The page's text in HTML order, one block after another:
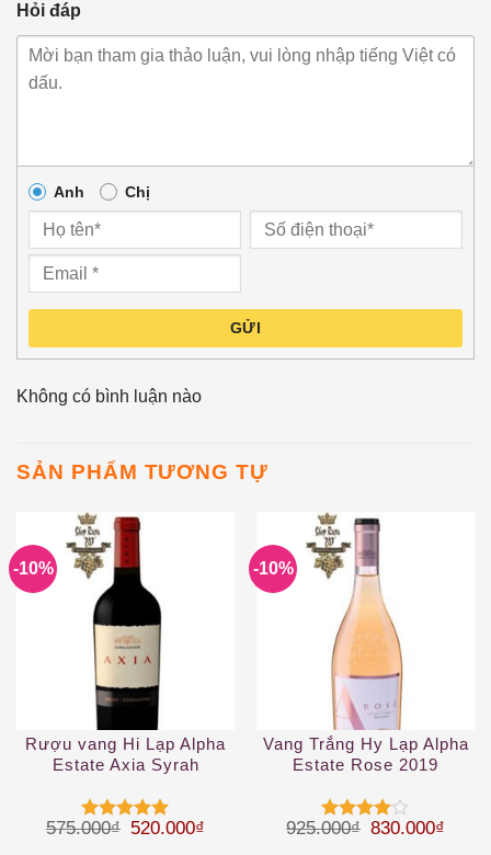
Hỏi đáp
Anh Chị
GỬI
Không có bình luận nào
SẢN PHẨM TƯƠNG TỰ
-10%
Rượu vang Hi Lạp Alpha
Estate Axia Syrah
Được xếp
575.000₫ Giá gốc là: 575.000₫.
520.000₫ Giá hiện tại là: 520.000₫.
-10%
Vang Trắng Hy Lạp Alpha
Estate Rose 2019
Được
925.000₫ Giá gốc là:
830.000₫